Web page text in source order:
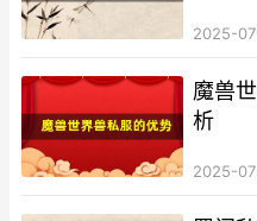
2025-
魔兽
析
2025-